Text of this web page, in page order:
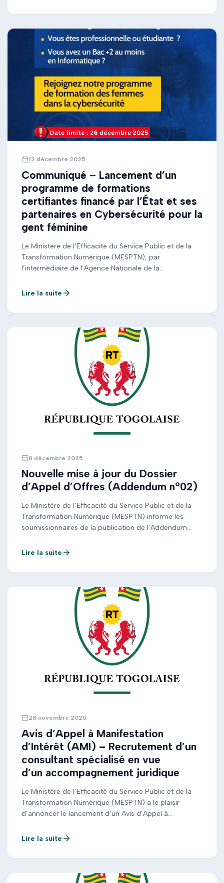
12 décembre 2025
Communiqué – Lancement d’un
programme de formations
certifiantes financé par l’État et ses
partenaires en Cybersécurité pour la
gent féminine
Le Ministère de l’Efficacité du Service Public et de la
Transformation Numérique (MESPTN), par
l’intermédiaire de l’Agence Nationale de la
Togo Digital (ATD), lance, avec l’appui de partenaires
programme de formations certifiantes en
Lire la suite
8 décembre 2025
Nouvelle mise à jour du Dossier
d’Appel d’Offres (Addendum n°02)
Le Ministère de l’Efficacité du Service Public et de la
Transformation Numérique (MESPTN) informe les
soumissionnaires de la publication de l’Addendum
la conception et l’installation de réseaux de
dans le cadre du PANT. Cet addendum précise
Lire la suite
28 novembre 2025
Avis d’Appel à Manifestation
d’Intérêt (AMI) – Recrutement d’un
consultant spécialisé en vue
d’un accompagnement juridique
Le Ministère de l’Efficacité du Service Public et de la
Transformation Numérique (MESPTN) a le plaisir
d’annoncer le lancement d’un Avis d’Appel à
consultant spécialisé en vue d’un accompagnement
Togo (PANT) et un renforcement de capacité. Pour
Lire la suite